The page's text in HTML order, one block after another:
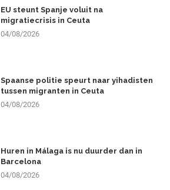
EU steunt Spanje voluit na
migratiecrisis in Ceuta
04/08/2026
Spaanse politie speurt naar yihadisten
tussen migranten in Ceuta
04/08/2026
Huren in Málaga is nu duurder dan in
Barcelona
04/08/2026